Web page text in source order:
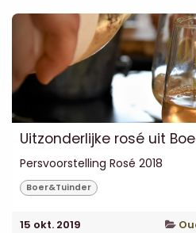
Uitzonderlijke rosé uit
Persvoorstelling Rosé 2018
Boer&Tuinder
15 okt. 2019